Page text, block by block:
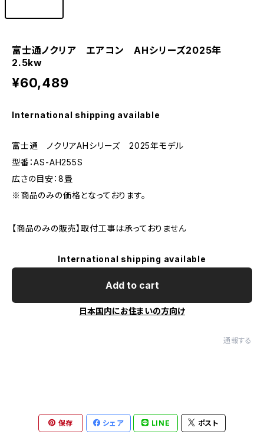
富士通ノクリア エアコン AHシリーズ2025年
2.5kw
¥60,489
International shipping available
富士通 ノクリアAHシリーズ 2025年モデル
型番：AS-AH255S
広さの目安：8畳
※商品のみの価格となっております。
【商品のみの販売】取付工事は承っておりません
International shipping available
Add to cart
日本国内にお住まいの方向け
通報する
保存 シェア LINE ポスト